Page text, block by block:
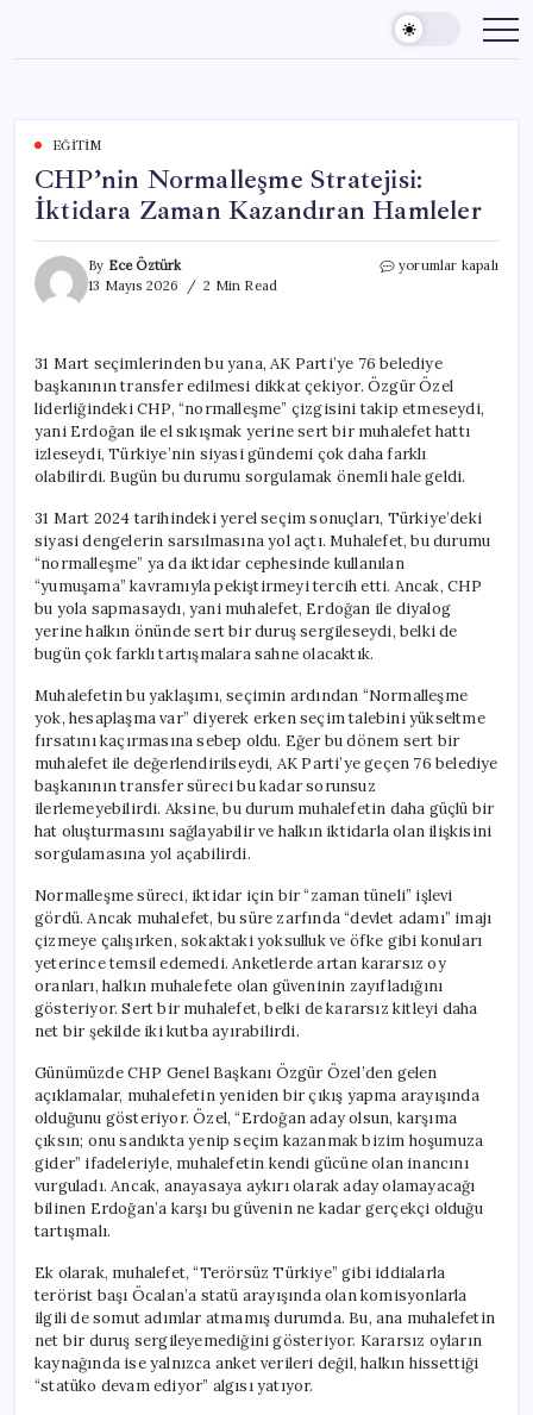
content
EĞITIM
CHP’nin Normalleşme Stratejisi:
İktidara Zaman Kazandıran Hamleler
By Ece Öztürk
13 Mayıs 2026
2 Min Read
CHP’nin
Kazandıran
Hamleler
için
yorumlar kapalı
31 Mart seçimlerinden bu yana, AK Parti’ye 76 belediye
başkanının transfer edilmesi dikkat çekiyor. Özgür Özel
liderliğindeki CHP, “normalleşme” çizgisini takip etmeseydi,
yani Erdoğan ile el sıkışmak yerine sert bir muhalefet hattı
izleseydi, Türkiye’nin siyasi gündemi çok daha farklı
olabilirdi. Bugün bu durumu sorgulamak önemli hale geldi.
31 Mart 2024 tarihindeki yerel seçim sonuçları, Türkiye’deki
siyasi dengelerin sarsılmasına yol açtı. Muhalefet, bu durumu
“normalleşme” ya da iktidar cephesinde kullanılan
“yumuşama” kavramıyla pekiştirmeyi tercih etti. Ancak, CHP
bu yola sapmasaydı, yani muhalefet, Erdoğan ile diyalog
yerine halkın önünde sert bir duruş sergileseydi, belki de
bugün çok farklı tartışmalara sahne olacaktık.
Muhalefetin bu yaklaşımı, seçimin ardından “Normalleşme
yok, hesaplaşma var” diyerek erken seçim talebini yükseltme
fırsatını kaçırmasına sebep oldu. Eğer bu dönem sert bir
muhalefet ile değerlendirilseydi, AK Parti’ye geçen 76 belediye
başkanının transfer süreci bu kadar sorunsuz
ilerlemeyebilirdi. Aksine, bu durum muhalefetin daha güçlü bir
hat oluşturmasını sağlayabilir ve halkın iktidarla olan ilişkisini
sorgulamasına yol açabilirdi.
Normalleşme süreci, iktidar için bir “zaman tüneli” işlevi
gördü. Ancak muhalefet, bu süre zarfında “devlet adamı” imajı
çizmeye çalışırken, sokaktaki yoksulluk ve öfke gibi konuları
yeterince temsil edemedi. Anketlerde artan kararsız oy
oranları, halkın muhalefete olan güveninin zayıfladığını
gösteriyor. Sert bir muhalefet, belki de kararsız kitleyi daha
net bir şekilde iki kutba ayırabilirdi.
Günümüzde CHP Genel Başkanı Özgür Özel’den gelen
açıklamalar, muhalefetin yeniden bir çıkış yapma arayışında
olduğunu gösteriyor. Özel, “Erdoğan aday olsun, karşıma
çıksın; onu sandıkta yenip seçim kazanmak bizim hoşumuza
gider” ifadeleriyle, muhalefetin kendi gücüne olan inancını
vurguladı. Ancak, anayasaya aykırı olarak aday olamayacağı
bilinen Erdoğan’a karşı bu güvenin ne kadar gerçekçi olduğu
tartışmalı.
Ek olarak, muhalefet, “Terörsüz Türkiye” gibi iddialarla
terörist başı Öcalan’a statü arayışında olan komisyonlarla
ilgili de somut adımlar atmamış durumda. Bu, ana muhalefetin
net bir duruş sergileyemediğini gösteriyor. Kararsız oyların
kaynağında ise yalnızca anket verileri değil, halkın hissettiği
“statüko devam ediyor” algısı yatıyor.